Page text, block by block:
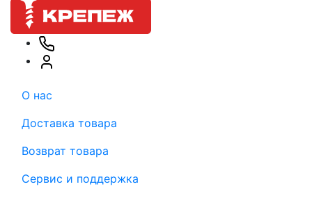
О нас
Доставка товара
Возврат товара
Сервис и поддержка